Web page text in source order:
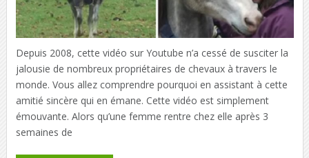
Depuis 2008, cette vidéo sur Youtube n’a cessé de susciter la
jalousie de nombreux propriétaires de chevaux à travers le
monde. Vous allez comprendre pourquoi en assistant à cette
amitié sincère qui en émane. Cette vidéo est simplement
émouvante. Alors qu’une femme rentre chez elle après 3
semaines de